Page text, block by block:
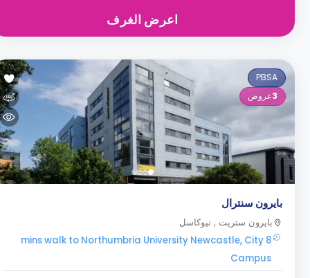
اعرض الغرف
PBSA
3 عروض
بايرون سنترال
بايرون ستريت , نيوكاسل
8 mins walk to Northumbria University Newcastle, City
Campus